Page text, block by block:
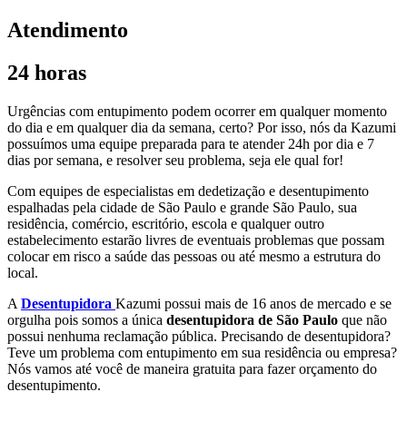
Atendimento
24 horas
Urgências com entupimento podem ocorrer em qualquer momento
do dia e em qualquer dia da semana, certo? Por isso, nós da Kazumi
possuímos uma equipe preparada para te atender 24h por dia e 7
dias por semana, e resolver seu problema, seja ele qual for!
Com equipes de especialistas em dedetização e desentupimento
espalhadas pela cidade de São Paulo e grande São Paulo, sua
residência, comércio, escritório, escola e qualquer outro
estabelecimento estarão livres de eventuais problemas que possam
colocar em risco a saúde das pessoas ou até mesmo a estrutura do
local.
A Desentupidora Kazumi possui mais de 16 anos de mercado e se
orgulha pois somos a única desentupidora de São Paulo que não
possui nenhuma reclamação pública. Precisando de desentupidora?
Teve um problema com entupimento em sua residência ou empresa?
Nós vamos até você de maneira gratuita para fazer orçamento do
desentupimento.